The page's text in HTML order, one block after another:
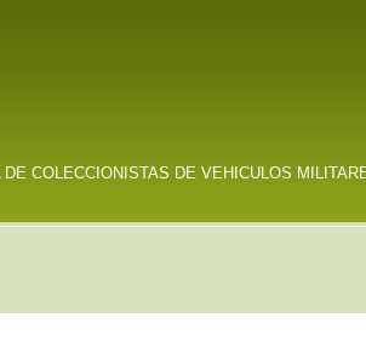
COLECCIONISTAS DE VEHICULOS